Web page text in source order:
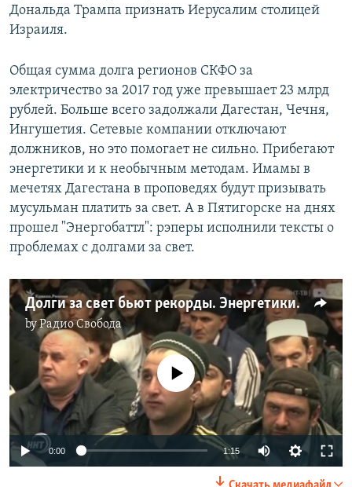
Дональда Трампа признать Иерусалим столицей
Израиля.
Общая сумма долга регионов СКФО за
электричество за 2017 год уже превышает 23 млрд
рублей. Больше всего задолжали Дагестан, Чечня,
Ингушетия. Сетевые компании отключают
должников, но это помогает не сильно. Прибегают
энергетики и к необычным методам. Имамы в
мечетях Дагестана в проповедях будут призывать
мусульман платить за свет. А в Пятигорске на днях
прошел "Энергобаттл": рэперы исполнили тексты о
проблемах с долгами за свет.
Долги за свет бьют рекорды. Энергетики обратились за помощью к рэперам и имамам
byРадио Свобода
No media source currently available
0:00 1:15